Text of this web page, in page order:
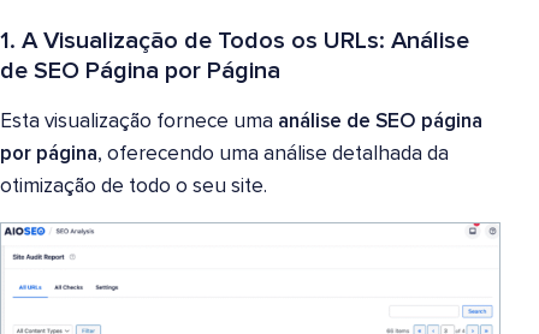
1. A Visualização de Todos os URLs: Análise
de SEO Página por Página
Esta visualização fornece uma análise de SEO página
por página, oferecendo uma análise detalhada da
otimização de todo o seu site.